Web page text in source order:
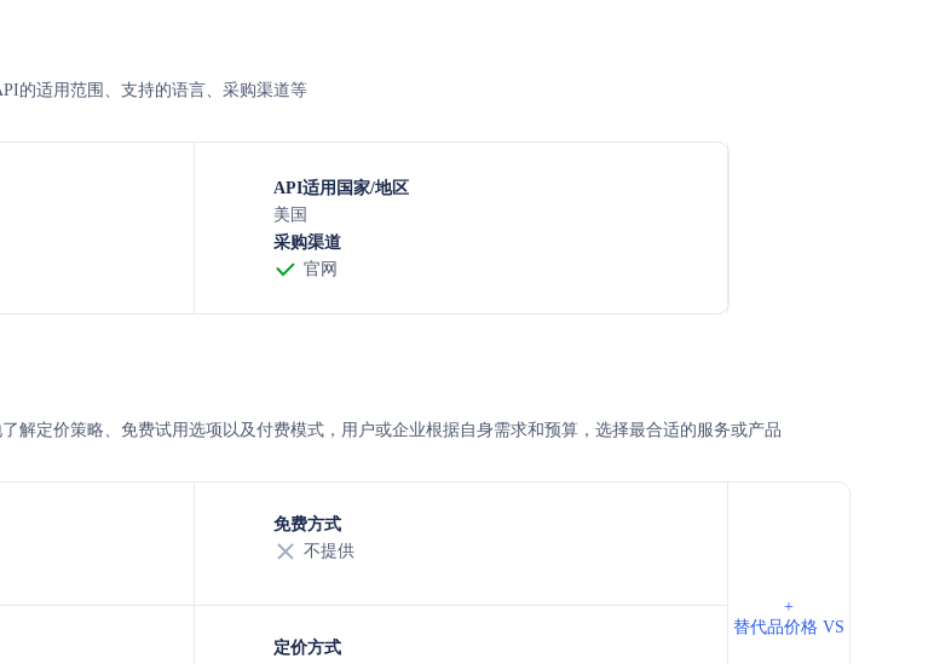
的适用范围、支持的语言、采购渠道等
API适用国家/地区
美国
采购渠道
官网
了解定价策略、免费试用选项以及付费模式，用户或企业根据自身需求和预算，选择最合适的服务或产品
免费方式
不提供
定价方式
+
替代品价格 VS